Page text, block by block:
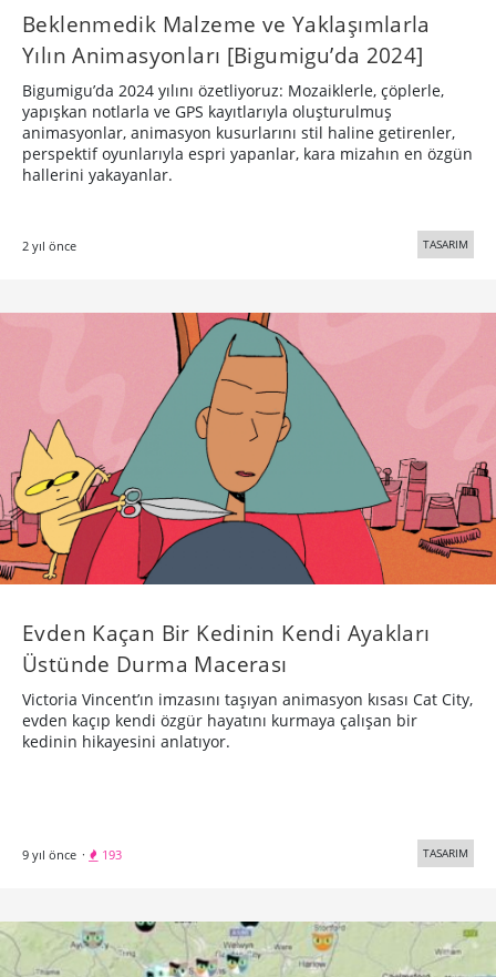
Beklenmedik Malzeme ve Yaklaşımlarla
Yılın Animasyonları [Bigumigu’da 2024]
Bigumigu’da 2024 yılını özetliyoruz: Mozaiklerle, çöplerle,
yapışkan notlarla ve GPS kayıtlarıyla oluşturulmuş
animasyonlar, animasyon kusurlarını stil haline getirenler,
perspektif oyunlarıyla espri yapanlar, kara mizahın en özgün
hallerini yakayanlar.
2 yıl önce TASARIM
Evden Kaçan Bir Kedinin Kendi Ayakları
Üstünde Durma Macerası
Victoria Vincent’ın imzasını taşıyan animasyon kısası Cat City,
evden kaçıp kendi özgür hayatını kurmaya çalışan bir
kedinin hikayesini anlatıyor.
9 yıl önce · 193 TASARIM